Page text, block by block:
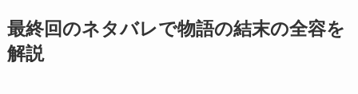
最終回のネタバレで物語の結末の全容を
解説